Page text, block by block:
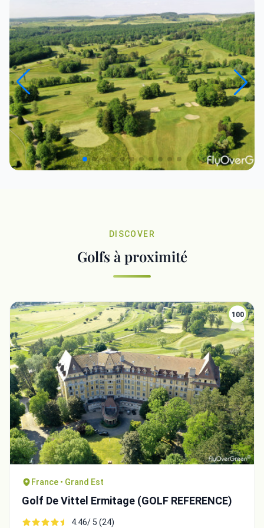
DISCOVER
Golfs à proximité
100
France • Grand Est
Golf De Vittel Ermitage (GOLF REFERENCE)
4.46/ 5 (24)